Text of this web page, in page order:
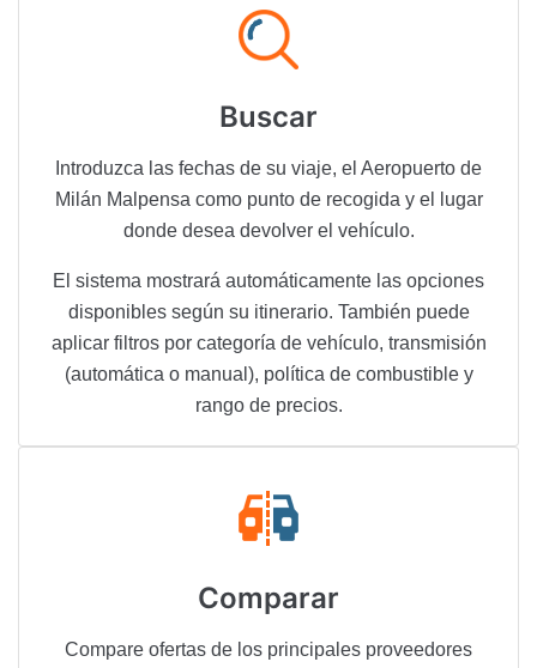
Buscar
Introduzca las fechas de su viaje, el Aeropuerto de
Milán Malpensa como punto de recogida y el lugar
donde desea devolver el vehículo.
El sistema mostrará automáticamente las opciones
disponibles según su itinerario. También puede
aplicar filtros por categoría de vehículo, transmisión
(automática o manual), política de combustible y
rango de precios.
Comparar
Compare ofertas de los principales proveedores